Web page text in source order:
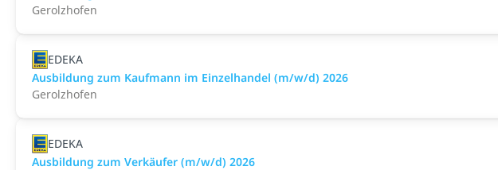
Gerolzhofen
EDEKA
Ausbildung zum Kaufmann im Einzelhandel (m/w/d) 2026
Gerolzhofen
EDEKA
Ausbildung zum Verkäufer (m/w/d) 2026